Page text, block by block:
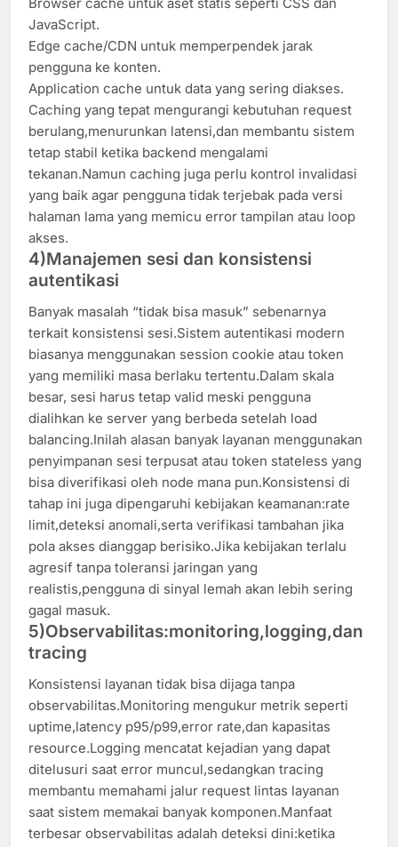
JavaScript.
Edge cache/CDN untuk memperpendek jarak
pengguna ke konten.
Application cache untuk data yang sering diakses.
Caching yang tepat mengurangi kebutuhan request
berulang,menurunkan latensi,dan membantu sistem
tetap stabil ketika backend mengalami
tekanan.Namun caching juga perlu kontrol invalidasi
yang baik agar pengguna tidak terjebak pada versi
halaman lama yang memicu error tampilan atau loop
akses.
4)Manajemen sesi dan konsistensi
autentikasi
Banyak masalah “tidak bisa masuk” sebenarnya
terkait konsistensi sesi.Sistem autentikasi modern
biasanya menggunakan session cookie atau token
yang memiliki masa berlaku tertentu.Dalam skala
besar, sesi harus tetap valid meski pengguna
dialihkan ke server yang berbeda setelah load
balancing.Inilah alasan banyak layanan menggunakan
penyimpanan sesi terpusat atau token stateless yang
bisa diverifikasi oleh node mana pun.Konsistensi di
tahap ini juga dipengaruhi kebijakan keamanan:rate
limit,deteksi anomali,serta verifikasi tambahan jika
pola akses dianggap berisiko.Jika kebijakan terlalu
agresif tanpa toleransi jaringan yang
realistis,pengguna di sinyal lemah akan lebih sering
gagal masuk.
5)Observabilitas:monitoring,logging,dan
tracing
Konsistensi layanan tidak bisa dijaga tanpa
observabilitas.Monitoring mengukur metrik seperti
uptime,latency p95/p99,error rate,dan kapasitas
resource.Logging mencatat kejadian yang dapat
ditelusuri saat error muncul,sedangkan tracing
membantu memahami jalur request lintas layanan
saat sistem memakai banyak komponen.Manfaat
terbesar observabilitas adalah deteksi dini:ketika